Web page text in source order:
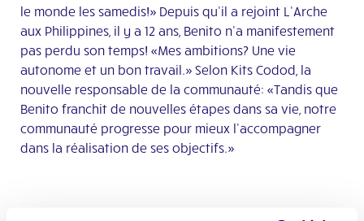
le monde les samedis!» Depuis qu’il a rejoint L’Arche
aux Philippines, il y a 12 ans, Benito n’a manifestement
pas perdu son temps! «Mes ambitions? Une vie
autonome et un bon travail.» Selon Kits Codod, la
nouvelle responsable de la communauté: «Tandis que
Benito franchit de nouvelles étapes dans sa vie, notre
communauté progresse pour mieux l’accompagner
dans la réalisation de ses objectifs.»